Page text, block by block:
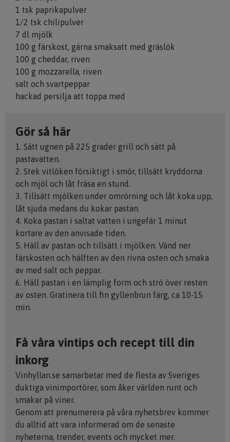
1 tsk paprikapulver
1/2 tsk chilipulver
7 dl mjölk
100 g färskost, gärna smaksatt med gräslök
100 g cheddar, riven
100 g mozzarella, riven
salt och svartpeppar
hackad persilja att toppa med
Gör så här
1. Sätt ugnen på 225 grader grill och sätt på
pastavatten.
2. Stek vitlöken försiktigt i smör, tillsätt kryddorna
och mjöl och låt fräsa en stund.
3. Tillsätt mjölken under omrörning och låt koka upp,
låt sjuda medans du kokar pastan.
4. Koka pastan i saltat vatten i ungefär 1 minut
kortare av den anvisade tiden.
5. Häll av pastan och tillsätt i mjölken. Vänd ner
färskosten och hälften av den rivna osten och smaka
av med salt och peppar.
6. Häll pastan i en lämplig form och strö över resten
av osten. Gratinera till fin gyllenbrun färg, ca 10-15
min.
Få våra vintips och recept till din
inkorg
Vinhyllan.se samarbetar med de flesta av Sveriges
duktiga vinimportörer, som åker världen runt och
smakar på viner.
Genom att prenumerera på våra nyhetsbrev kommer
du alltid att vara informerad om de senaste
nyheterna, trender, events och mycket mer.